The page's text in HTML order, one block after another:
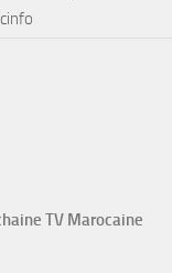
TV Marocaine